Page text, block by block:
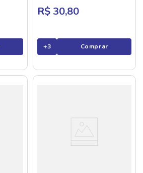
R$ 30,80
+3 Comprar